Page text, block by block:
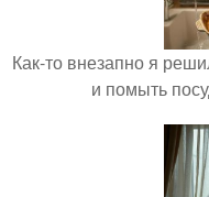
Как-то внезапно я
и помыть